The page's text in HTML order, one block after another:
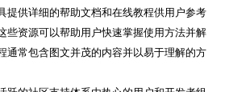
提供详细的帮助文档和在线教程供用户参考
些资源可以帮助用户快速掌握使用方法并解
通常包含图文并茂的内容并以易于理解的方